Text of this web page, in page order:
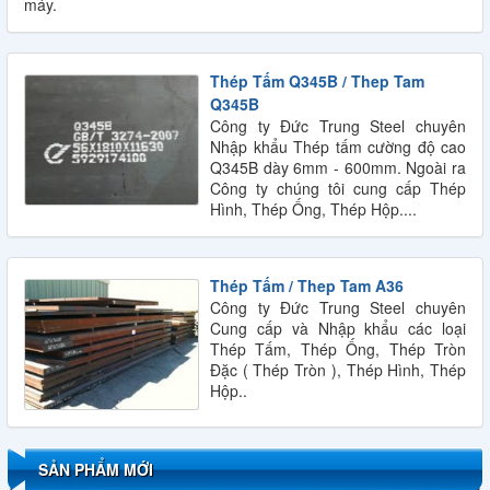
Thép Tấm Q345B / Thep Tam
Q345B
Công ty Đức Trung Steel chuyên
Nhập khẩu Thép tấm cường độ cao
Q345B dày 6mm - 600mm. Ngoài ra
Công ty chúng tôi cung cấp Thép
Hình, Thép Ống, Thép Hộp....
Thép Tấm / Thep Tam A36
Công ty Đức Trung Steel chuyên
Cung cấp và Nhập khẩu các loại
Thép Tấm, Thép Ống, Thép Tròn
Đặc ( Thép Tròn ), Thép Hình, Thép
Hộp..
SẢN PHẨM MỚI
QUY CÁCH THÉP HÌNH U
QUY CÁCH THÉP HÌNH H
Thép Tấm, Thép Tròn Đặc, Thép Ống Đúc A101,